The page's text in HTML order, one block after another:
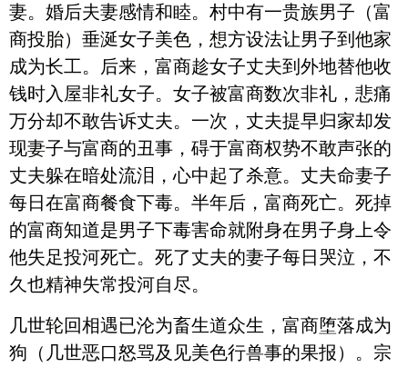
妻。婚后夫妻感情和睦。村中有一贵族男子（富
商投胎）垂涎女子美色，想方设法让男子到他家
成为长工。后来，富商趁女子丈夫到外地替他收
钱时入屋非礼女子。女子被富商数次非礼，悲痛
万分却不敢告诉丈夫。一次，丈夫提早归家却发
现妻子与富商的丑事，碍于富商权势不敢声张的
丈夫躲在暗处流泪，心中起了杀意。丈夫命妻子
每日在富商餐食下毒。半年后，富商死亡。死掉
的富商知道是男子下毒害命就附身在男子身上令
他失足投河死亡。死了丈夫的妻子每日哭泣，不
久也精神失常投河自尽。
几世轮回相遇已沦为畜生道众生，富商堕落成为
狗（几世恶口怒骂及见美色行兽事的果报）。宗